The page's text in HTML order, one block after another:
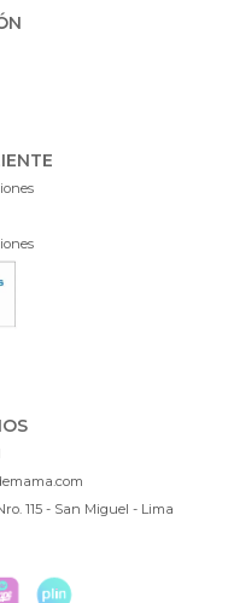
115 - San Miguel - Lima